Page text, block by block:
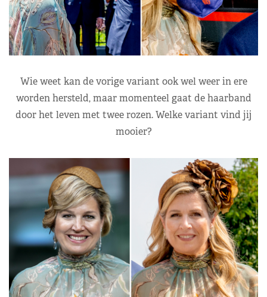
Wie weet kan de vorige variant ook wel weer in ere
worden hersteld, maar momenteel gaat de haarband
door het leven met twee rozen. Welke variant vind jij
mooier?